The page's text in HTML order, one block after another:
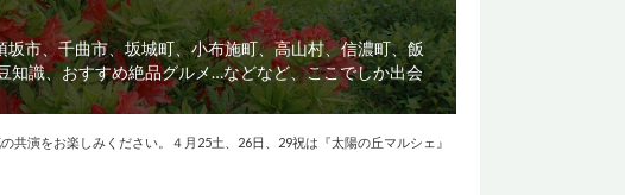
市、千曲市、坂城町、小布施町、高山村、信濃町、飯
知識、おすすめ絶品グルメ…などなど、ここでしか出会
共演をお楽しみください。４月25土、26日、29祝は『太陽の丘マルシェ』